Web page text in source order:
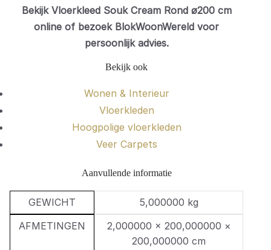
Bekijk Vloerkleed Souk Cream Rond ø200 cm
online of bezoek BlokWoonWereld voor
persoonlijk advies.
Bekijk ook
Wonen & Interieur
Vloerkleden
Hoogpolige vloerkleden
Veer Carpets
Aanvullende informatie
GEWICHT
5,000000 kg
AFMETINGEN
2,000000 × 200,000000 ×
200,000000 cm